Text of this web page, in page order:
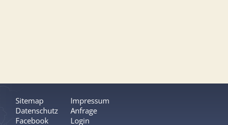
Sitemap
Impressum
Datenschutz
Anfrage
Facebook
Login